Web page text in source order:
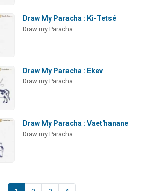
Draw My Paracha : Ki-Tetsé
Draw my Paracha
Draw My Paracha : Ekev
Draw my Paracha
Draw My Paracha : Vaet'hanane
Draw my Paracha